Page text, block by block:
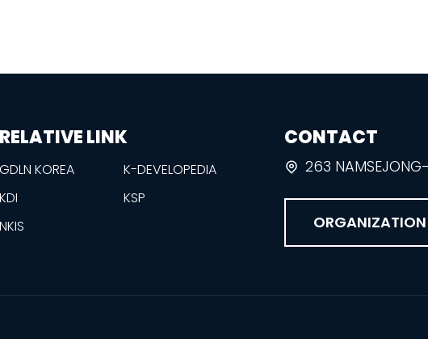
RELATIVE LINK
GDLN KOREA
K-DEVELOPEDIA
KDI
KSP
NKIS
CONTACT
263
ORGANIZATION